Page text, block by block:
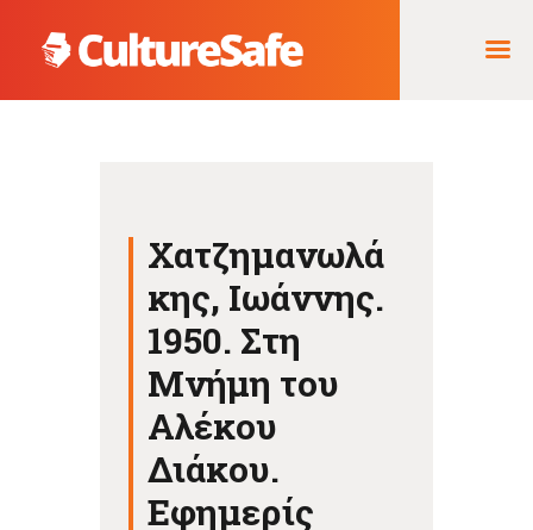
& ΈΡΓΑ
ΘΗΣΑΥΡΌΣ
ΤΕΚΜΗΡΊΩΝ
Χατζημανωλά
κης, Ιωάννης.
1950. Στη
Μνήμη του
Αλέκου
Διάκου.
Εφημερίς